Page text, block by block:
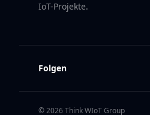
IoT-Projekte.
Folgen
© 2026 Think WIoT Group